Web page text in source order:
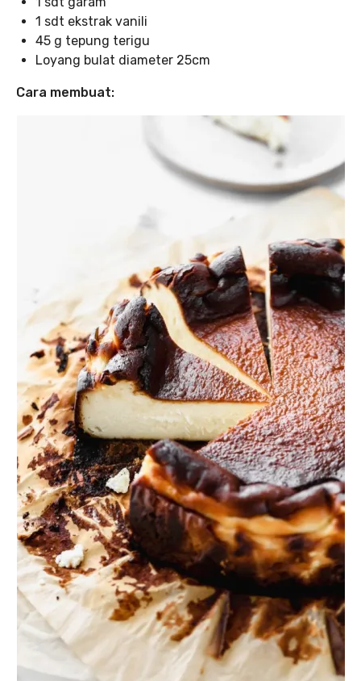
1 sdt ekstrak vanili
45 g tepung terigu
Loyang bulat diameter 25cm
Cara membuat: